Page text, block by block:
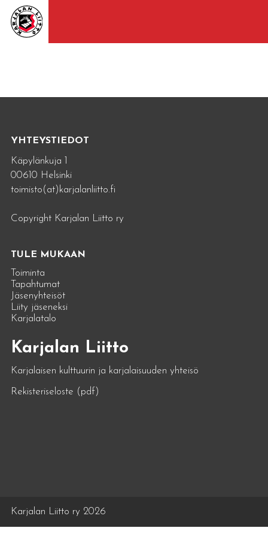
YHTEYSTIEDOT
Käpylänkuja 1
00610 Helsinki
toimisto(at)karjalanliitto.fi
Copyright Karjalan Liitto ry
TULE MUKAAN
Toiminta
Tapahtumat
Jäsenyhteisöt
Liity jäseneksi
Karjalatalo
Karjalan Liitto
Karjalaisen kulttuurin ja karjalaisuuden yhteisö
Rekisteriseloste (pdf)
Karjalan Liitto ry 2026